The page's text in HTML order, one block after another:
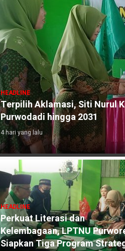
HEADLINE
Terpilih Aklamasi, Siti Nurul
Purwodadi hingga 2031
4 hari yang lalu
HEADLINE
Perkuat Literasi dan
Kelembagaan, LPTNU
Siapkan Tiga Program